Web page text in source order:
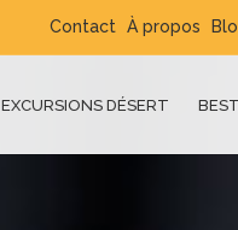
Contact À propos
EXCURSIONS DÉSERT